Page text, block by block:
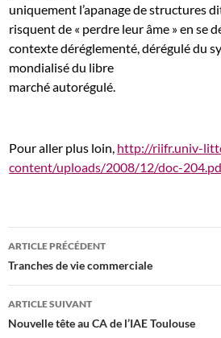
uniquement l’apanage de structures
risquent de « perdre leur âme » en se
contexte déréglementé, dérégulé du
mondialisé du libre
marché autorégulé.
Pour aller plus loin, http://riifr.univ-
content/uploads/2008/12/doc-
Navigation
des
articles
ARTICLE PRÉCÉDENT
Tranches de vie commerciale
ARTICLE SUIVANT
Nouvelle tête au CA de l’IAE Toulouse